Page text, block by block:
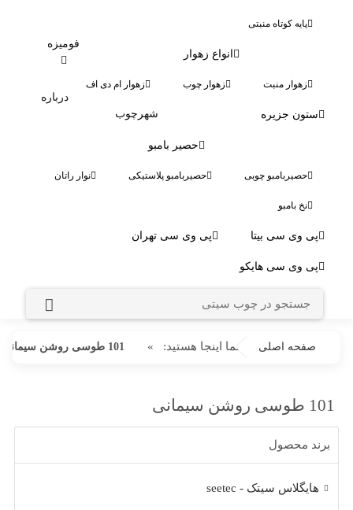
پایه کوتاه منبتی
انواع زهوار
زهوار منبت زهوار چوب زهوار ام دی اف
ستون جزیره
حصیر بامبو
حصیربامبو چوبی حصیربامبو پلاستیکی نوار راتان
نخ بامبو
فومیزه
پی وی سی بیتا پی وی سی تهران
پی وی سی هایکو
درباره
شهرچوب
شما اینجا هستید: صفحه اصلی » 101 طوسی روشن سیمانی
101 طوسی روشن سیمانی
برند محصول
هایگلاس سیتک - seetec